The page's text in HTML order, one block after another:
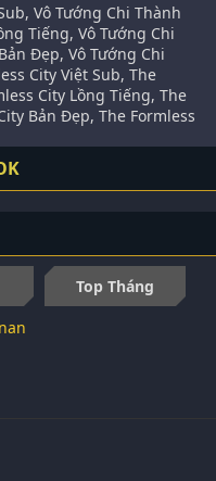
Vô Tướng Chi Thành
Tiếng, Vô Tướng Chi
Đẹp, Vô Tướng Chi
City Việt Sub, The
City Lồng Tiếng, The
Bản Đẹp, The Formless
Top Tháng